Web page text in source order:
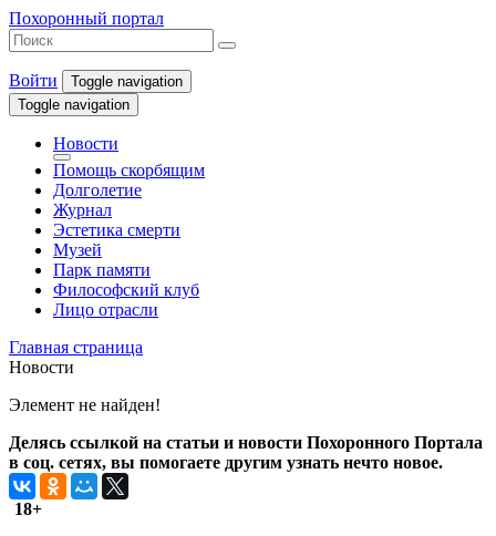
Похоронный портал
Войти
Toggle navigation
Toggle navigation
Новости
Помощь скорбящим
Долголетие
Журнал
Эстетика смерти
Музей
Парк памяти
Философский клуб
Лицо отрасли
Главная страница
Новости
Элемент не найден!
Делясь ссылкой на статьи и новости Похоронного Портала
в соц. сетях, вы помогаете другим узнать нечто новое.
18+